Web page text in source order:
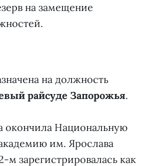
на замещение
на должность
райсуде Запорожья.
окончила Национальную
им. Ярослава
м зарегистрировалась как